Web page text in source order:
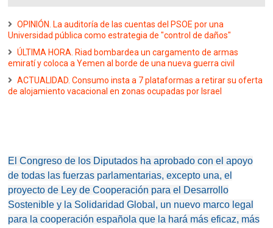
OPINIÓN. La auditoría de las cuentas del PSOE por una
Universidad pública como estrategia de "control de daños"
ÚLTIMA HORA. Riad bombardea un cargamento de armas
emiratí y coloca a Yemen al borde de una nueva guerra civil
ACTUALIDAD. Consumo insta a 7 plataformas a retirar su oferta
de alojamiento vacacional en zonas ocupadas por Israel
El Congreso de los Diputados ha aprobado con el apoyo
de todas las fuerzas parlamentarias, excepto una, el
proyecto de Ley de Cooperación para el Desarrollo
Sostenible y la Solidaridad Global, un nuevo marco legal
para la cooperación española que la hará más eficaz, más